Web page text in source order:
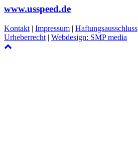
www.usspeed.de
Kontakt | Impressum | Haftungsausschluss
Urheberrecht | Webdesign: SMP media